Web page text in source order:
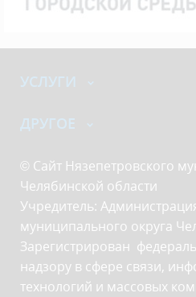
УСЛУГИ
ДРУГОЕ
© Сайт Нязепетровского
Челябинской области
Учредитель:
муниципального округа
Зарегистрирован
надзору в сфере связи,
технологий и массовых